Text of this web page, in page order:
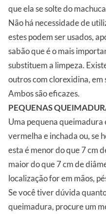
que ela se solte do
Não há necessidade de
estes podem ser usados,
sabão que é o mais
substituem a limpeza.
outros com clorexidina, em
Ambos são eficazes.
PEQUENAS
Uma pequena queimadura
vermelha e inchada ou, se
esta é menor do que 7 cm
maior do que 7 cm de
localização for em mãos,
Se você tiver dúvida
queimadura, procure um